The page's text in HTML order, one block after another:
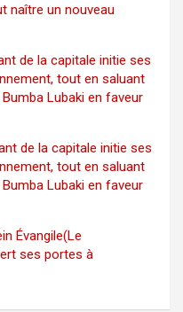
naître un nouveau
de la capitale initie ses
tout en saluant
Lubaki en faveur
de la capitale initie ses
tout en saluant
Lubaki en faveur
Évangile(Le
ses portes à